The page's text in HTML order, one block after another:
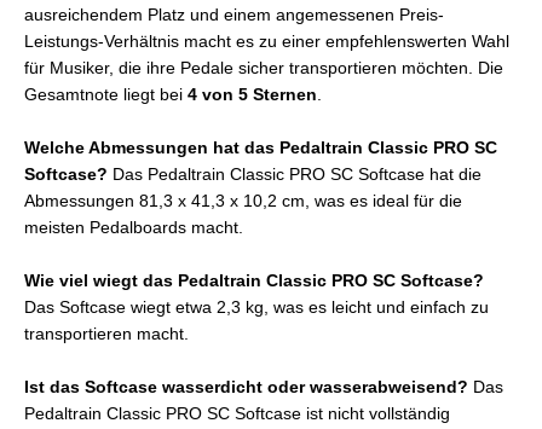
ausreichendem Platz und einem angemessenen Preis-
Leistungs-Verhältnis macht es zu einer empfehlenswerten Wahl
für Musiker, die ihre Pedale sicher transportieren möchten. Die
Gesamtnote liegt bei 4 von 5 Sternen.
Welche Abmessungen hat das Pedaltrain Classic PRO SC
Softcase? Das Pedaltrain Classic PRO SC Softcase hat die
Abmessungen 81,3 x 41,3 x 10,2 cm, was es ideal für die
meisten Pedalboards macht.
Wie viel wiegt das Pedaltrain Classic PRO SC Softcase?
Das Softcase wiegt etwa 2,3 kg, was es leicht und einfach zu
transportieren macht.
Ist das Softcase wasserdicht oder wasserabweisend? Das
Pedaltrain Classic PRO SC Softcase ist nicht vollständig